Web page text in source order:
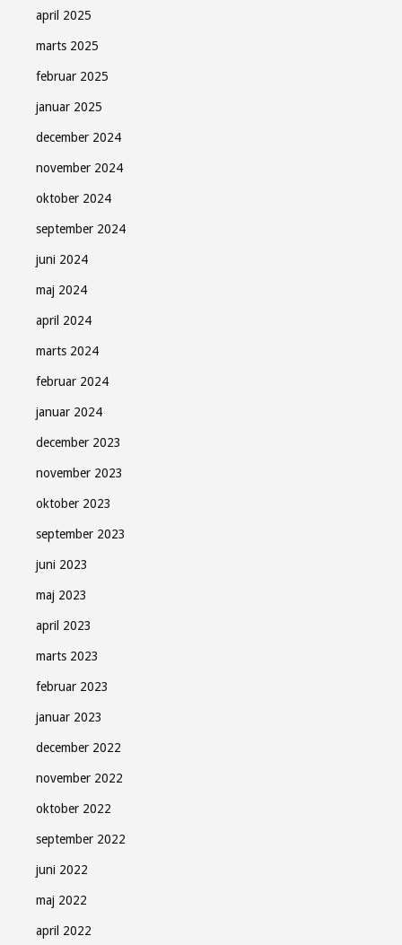
april 2025
marts 2025
februar 2025
januar 2025
december 2024
november 2024
oktober 2024
september 2024
juni 2024
maj 2024
april 2024
marts 2024
februar 2024
januar 2024
december 2023
november 2023
oktober 2023
september 2023
juni 2023
maj 2023
april 2023
marts 2023
februar 2023
januar 2023
december 2022
november 2022
oktober 2022
september 2022
juni 2022
maj 2022
april 2022